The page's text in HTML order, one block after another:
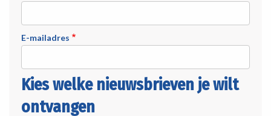
E-mailadres
Kies welke nieuwsbrieven je wilt
ontvangen